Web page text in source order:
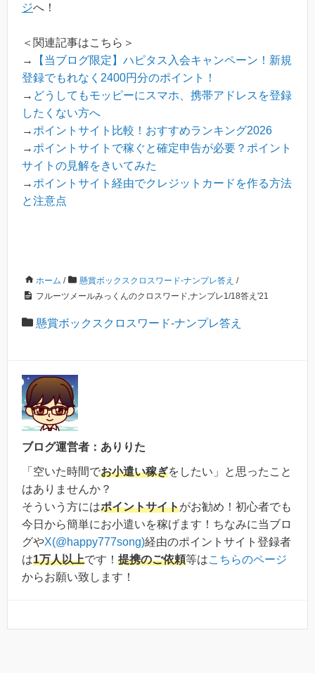
ジへ！
＜関連記事はこちら＞
→
【当ブログ限定】ハピタス入会キャンペーン！新規
登録でもれなく2400円分のポイント！
→ どうしてもモッピーにスマホ、携帯アドレスを登録
したくない方へ
→ ポイントサイト比較！おすすめランキング2026
→ ポイントサイトで稼ぐと確定申告が必要？ポイント
サイトの見解をきいてみた
→ ポイントサイト経由でクレジットカードを作る方法
と注意点
ホーム / 懸賞ボックスクロスワード-ナンプレ答え /
フルーツメールみっくんのクロスワード,ナンプレ1/18答え'21
懸賞ボックスクロスワード-ナンプレ答え
ブログ運営者：ありりた
「空いた時間でお小遣い稼ぎをしたい」と思ったこと
はありませんか？
そういう方にはポイントサイトがお勧め！初心者でも
今日から簡単にお小遣いを稼げます！ちなみに当ブロ
グやX(@happy777song)経由のポイントサイト登録者
は1万人以上です！ 提携のご依頼等はこちらのページ
からお願い致します！